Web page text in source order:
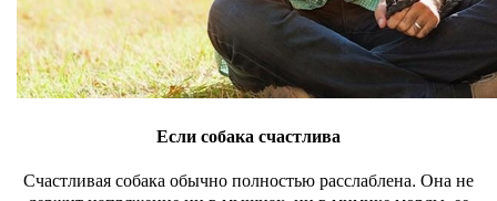
Если собака счастлива
Счастливая собака обычно полностью расслаблена. Она не